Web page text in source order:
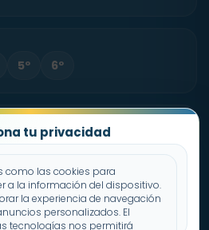
tu privacidad
como las cookies para
a la información del dispositivo.
la experiencia de navegación
personalizados. El
tecnologías nos permitirá
5º 6º
Contacto
de cookies